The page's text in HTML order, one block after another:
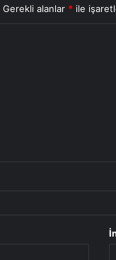
Gerekli alanlar * ile